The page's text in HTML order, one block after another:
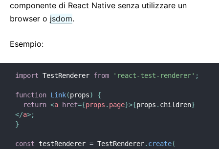
componente di React Native senza utilizzare un
browser o jsdom.
Esempio:
import TestRenderer from 'react-test-renderer' ;
function Link(props)
{
return <a href={props . page}>{props . children}
</a>;
}
const testRenderer = TestRenderer. create(
Accessibilità
Context
Inoltrare Refs
Componenti di Ordine Superiore
Integrazione Con Altre Librerie
JSX In Dettaglio
Ottimizzare le Prestazioni